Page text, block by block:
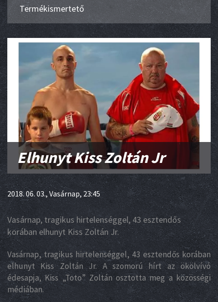
Termékismertető
Elhunyt Kiss Zoltán Jr
2018. 06. 03., Vasárnap, 23:45
Vasárnap, tragikus hirtelenséggel, 43 esztendős
korában elhunyt Kiss Zoltán Jr.
Vasárnap, tragikus hirtelenséggel, 43 esztendős korában
elhunyt Kiss Zoltán Jr. A szomorú hírt az ökölvívó
édesapja, Kiss „Toto” Zoltán osztotta meg a közösségi
médiában.